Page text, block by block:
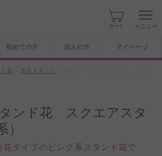
カート メニュー
初めての方 法人の方 マイページ
花 造花スタンド
ンド花 スクエアスタ
花タイプのピンク系スタンド花で